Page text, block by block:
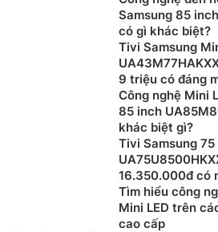
Samsung 85
có gì khác biệt?
Tivi Samsung
9 triệu có đáng
Công nghệ Mini
85 inch
khác biệt gì?
Tivi Samsung
16.350.000đ có
Tìm hiểu công
Mini LED trên
cao cấp